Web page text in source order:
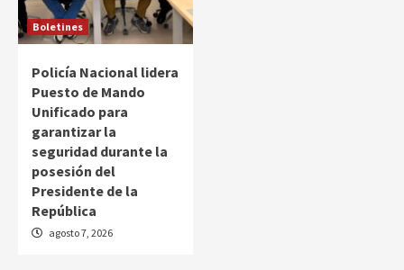
Boletines
Policía Nacional lidera
Puesto de Mando
Unificado para
garantizar la
seguridad durante la
posesión del
Presidente de la
República
agosto 7, 2026